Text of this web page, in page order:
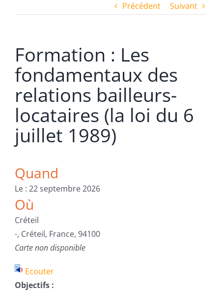
Précédent Suivant
Formation : Les
fondamentaux des
relations bailleurs-
locataires (la loi du 6
juillet 1989)
Quand
Le : 22 septembre 2026
Où
Créteil
-, Créteil, France, 94100
Carte non disponible
Ecouter
Objectifs :